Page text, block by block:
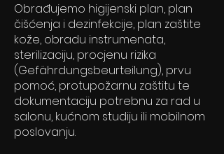
Obrađujemo higijenski plan, plan
čišćenja i dezinfekcije, plan zaštite
kože, obradu instrumenata,
sterilizaciju, procjenu rizika
(Gefährdungsbeurteilung), prvu
pomoć, protupožarnu zaštitu te
dokumentaciju potrebnu za rad u
salonu, kućnom studiju ili mobilnom
poslovanju.